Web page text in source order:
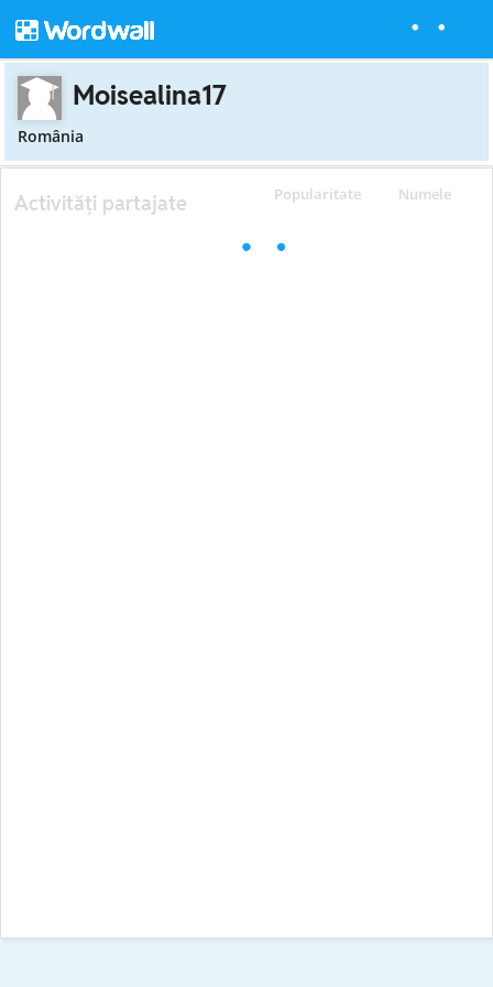
Moisealina17
România
Popularitate Numele
Activități partajate